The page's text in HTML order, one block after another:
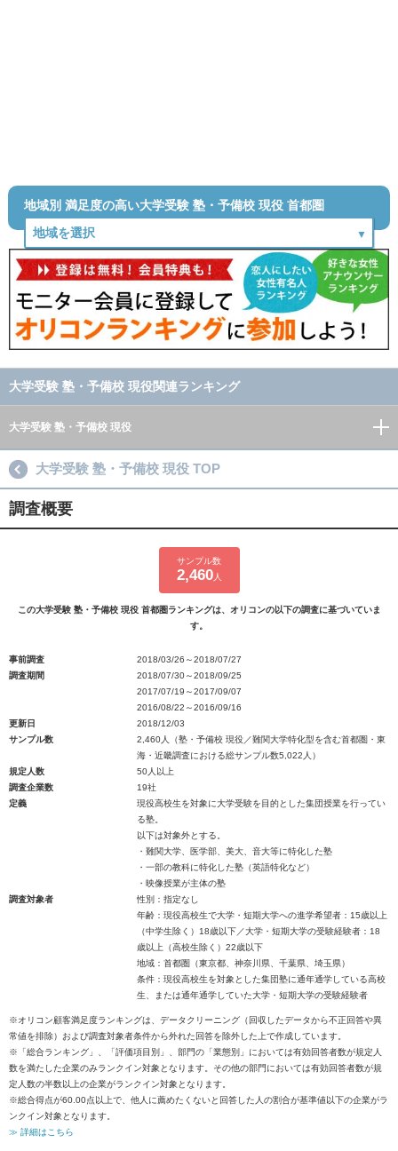
地域別 満足度の高い大学受験 塾・予備校 現役 首都圏
大学受験 塾・予備校 現役関連ランキング
大学受験 塾・予備校 現役
大学受験 塾・予備校 現役 TOP
調査概要
サンプル数
2,460人
この大学受験 塾・予備校 現役 首都圏ランキングは、オリコンの以下の調査に基づいていま
す。
事前調査
2018/03/26～2018/07/27
調査期間
2018/07/30～2018/09/25
2017/07/19～2017/09/07
2016/08/22～2016/09/16
更新日
2018/12/03
サンプル数
2,460人（塾・予備校 現役／難関大学特化型を含む首都圏・東
海・近畿調査における総サンプル数5,022人）
規定人数
50人以上
調査企業数
19社
定義
現役高校生を対象に大学受験を目的とした集団授業を行ってい
る塾。
以下は対象外とする。
・難関大学、医学部、美大、音大等に特化した塾
・一部の教科に特化した塾（英語特化など）
・映像授業が主体の塾
調査対象者
性別：指定なし
年齢：現役高校生で大学・短期大学への進学希望者：15歳以上
（中学生除く）18歳以下／大学・短期大学の受験経験者：18
歳以上（高校生除く）22歳以下
地域：首都圏（東京都、神奈川県、千葉県、埼玉県）
条件：現役高校生を対象とした集団塾に通年通学している高校
生、または通年通学していた大学・短期大学の受験経験者
※オリコン顧客満足度ランキングは、データクリーニング（回収したデータから不正回答や異
常値を排除）および調査対象者条件から外れた回答を除外した上で作成しています。
※「総合ランキング」、「評価項目別」、部門の「業態別」においては有効回答者数が規定人
数を満たした企業のみランクイン対象となります。その他の部門においては有効回答者数が規
定人数の半数以上の企業がランクイン対象となります。
※総合得点が60.00点以上で、他人に薦めたくないと回答した人の割合が基準値以下の企業がラ
ンクイン対象となります。
≫ 詳細はこちら